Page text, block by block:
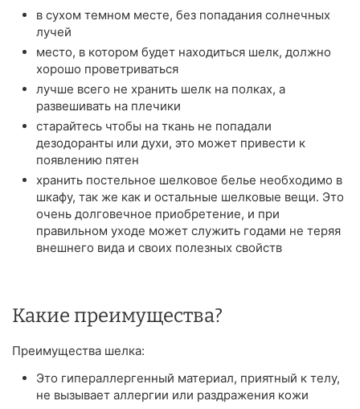
в сухом темном месте, без попадания солнечных
лучей
место, в котором будет находиться шелк, должно
хорошо проветриваться
лучше всего не хранить шелк на полках, а
развешивать на плечики
старайтесь чтобы на ткань не попадали
дезодоранты или духи, это может привести к
появлению пятен
хранить постельное шелковое белье необходимо в
шкафу, так же как и остальные шелковые вещи. Это
очень долговечное приобретение, и при
правильном уходе может служить годами не теряя
внешнего вида и своих полезных свойств
Какие преимущества?
Преимущества шелка:
Это гипераллергенный материал, приятный к телу,
не вызывает аллергии или раздражения кожи